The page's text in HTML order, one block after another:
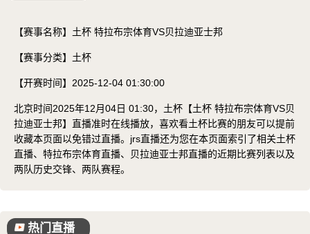
【赛事名称】 土杯 特拉布宗体育VS贝拉迪亚士邦
【赛事分类】 土杯
【开赛时间】 2025-12-04 01:30:00
北京时间2025年12月04日 01:30，土杯【土杯 特拉布宗体育VS贝
拉迪亚士邦】直播准时在线播放，喜欢看土杯比赛的朋友可以提前
收藏本页面以免错过直播。jrs直播还为您在本页面索引了相关土杯
直播、特拉布宗体育直播、贝拉迪亚士邦直播的近期比赛列表以及
两队历史交锋、两队赛程。
热门直播